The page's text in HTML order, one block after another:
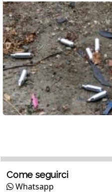
Come seguirci
Whatsapp